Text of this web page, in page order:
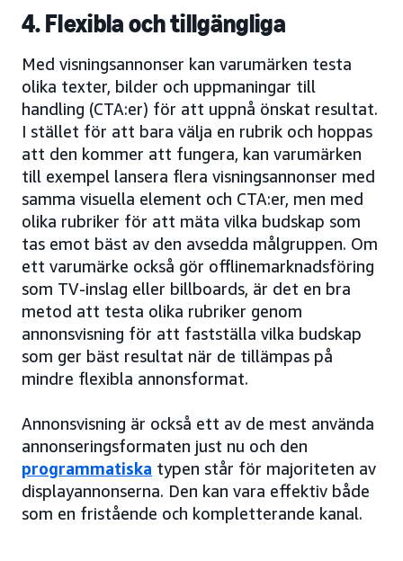
4. Flexibla och tillgängliga
Med visningsannonser kan varumärken testa
olika texter, bilder och uppmaningar till
handling (CTA:er) för att uppnå önskat resultat.
I stället för att bara välja en rubrik och hoppas
att den kommer att fungera, kan varumärken
till exempel lansera flera visningsannonser med
samma visuella element och CTA:er, men med
olika rubriker för att mäta vilka budskap som
tas emot bäst av den avsedda målgruppen. Om
ett varumärke också gör offlinemarknadsföring
som TV-inslag eller billboards, är det en bra
metod att testa olika rubriker genom
annonsvisning för att fastställa vilka budskap
som ger bäst resultat när de tillämpas på
mindre flexibla annonsformat.
Annonsvisning är också ett av de mest använda
annonseringsformaten just nu och den
programmatiska typen står för majoriteten av
displayannonserna. Den kan vara effektiv både
som en fristående och kompletterande kanal.